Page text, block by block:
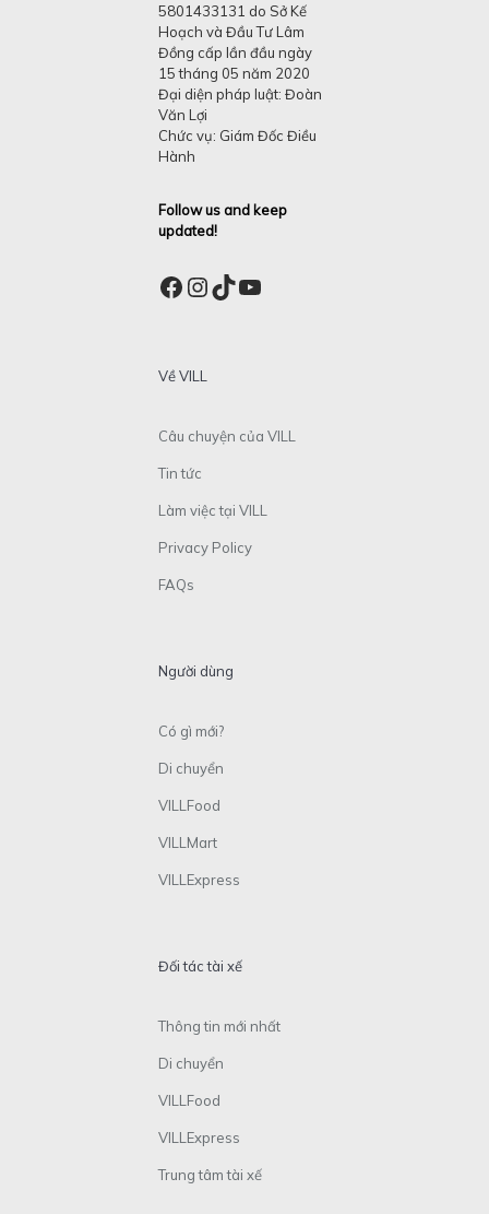
5801433131 do Sở Kế
Hoạch và Đầu Tư Lâm
Đồng cấp lần đầu ngày
15 tháng 05 năm 2020
Đại diện pháp luật: Đoàn
Văn Lợi
Chức vụ: Giám Đốc Điều
Hành
Follow us and keep
updated!
Facebook
Instagram
TikTok
YouTube
Về VILL
Câu chuyện của VILL
Tin tức
Làm việc tại VILL
Privacy Policy
FAQs
Người dùng
Có gì mới?
Di chuyển
VILLFood
VILLMart
VILLExpress
Đối tác tài xế
Thông tin mới nhất
Di chuyển
VILLFood
VILLExpress
Trung tâm tài xế